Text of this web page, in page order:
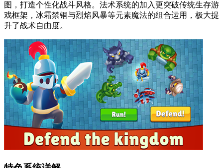
图，打造个性化战斗风格。法术系统的加入更突破传统生存游
戏框架，冰霜禁锢与烈焰风暴等元素魔法的组合运用，极大提
升了战术自由度。